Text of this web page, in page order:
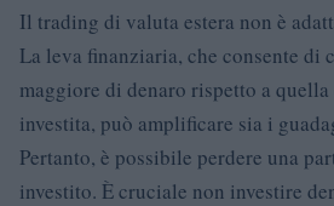
Il trading di valuta estera non è
La leva finanziaria, che consente di
maggiore di denaro rispetto a
investita, può amplificare sia i
Pertanto, è possibile perdere una
investito. È cruciale non investire